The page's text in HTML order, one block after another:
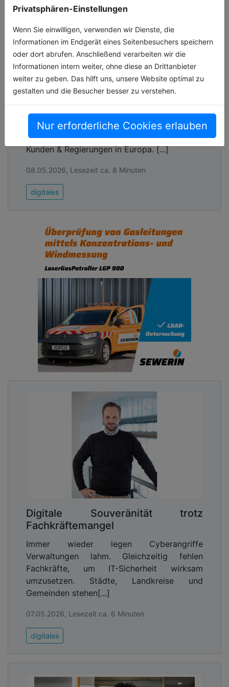
Privatsphären-Einstellungen
Wenn Sie einwilligen, verwenden wir Dienste, die
Informationen im Endgerät eines Seitenbesuchers speichern
oder dort abrufen. Anschließend verarbeiten wir die
Informationen intern weiter, ohne diese an Drittanbieter
weiter zu geben. Das hilft uns, unsere Website optimal zu
gestalten und die Besucher besser zu verstehen.
Nur erforderliche Cookies erlauben
NIS-2: Leitlinie für mehr IT-Sicherheit
Die Erhöhung des IT-Sicherheitsniveaus in Städten
und Landkreisen sowie den angeschlossenen
Unternehmen steht bei vielen Verantwortlichen
europäischen Initiativen wie der NIS-2-Direktive
Sicherheitsverantwortlichen gefunden zu haben.
Aber das Gesetzgebungsverfahren ist in
Deutschland noch nicht abgeschlossen, sodass
unklar ist, ob und welche Vorgaben auf
kommunaler Ebene gelten werden. Die bisherigen
Entwürfe haben Kommunen nicht in den
Anwendungsbereich aufgenommen. Aber auch in
Kommunen ist der Schutzbedarf sehr hoch – egal,
ob die Politik diese für kritisch hält oder nicht. Die
Cyberattacken auf den Landkreis Anhalt-Bitterfeld,
die Stadtverwaltungen in Witten, Bergisch-
Gladbach, Schwerin, Fürth oder auf den
nur ein paar der Beispiele aus der jüngeren
Vergangenheit. Sind Kommunen nicht arbeitsfähig,
leiden darunter die Bürgerinnen und Bürger, und
das mitunter für Monate.
Auch die Stadt Menden im Sauerland hat sich mit
der Frage auseinandergesetzt, wie die Kommune
eine gute Cyberabwehr gewährleisten kann. Das
Beispiel zeigt, wie IT-Verantwortliche mit dem
Einsatz von MXDR ihr IT-Security-Team durch
Fachleute eines Dienstleisters erweitern. Mit
dessen fachlicher Expertise ist das Security-
Niveau deutlich gestiegen.
Knackpunkt Kommunikation
„Nein, das kann ich nicht.“ Die Antwort von
Anton Carniaux, Chefjustiziar von Microsoft
France, schockierte Millionen Microsoft-
Kunden & Regierungen in Europa. [...]
08.05.2026, Lesezeit ca. 8 Minuten
digitales
Digitale Souveränität trotz
Fachkräftemangel
Immer wieder legen Cyberangriffe
Verwaltungen lahm. Gleichzeitig fehlen
Fachkräfte, um IT-Sicherheit wirksam
umzusetzen. Städte, Landkreise und
Gemeinden stehen[...]
07.05.2026, Lesezeit ca. 6 Minuten
digitales